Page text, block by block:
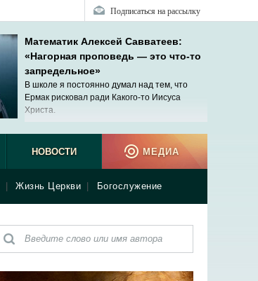
Подписаться на рассылку
Математик Алексей Савватеев:
«Нагорная проповедь — это что-то
запредельное»
В школе я постоянно думал над тем, что
Ермак рисковал ради Какого-то Иисуса
Христа.
Жизнь Церкви Богослужение
НОВОСТИ МЕДИА